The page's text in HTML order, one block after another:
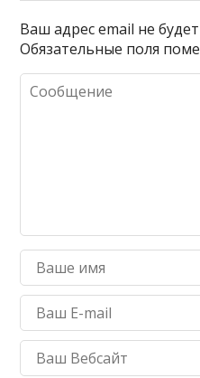
Ваш адрес email не
Обязательные поля